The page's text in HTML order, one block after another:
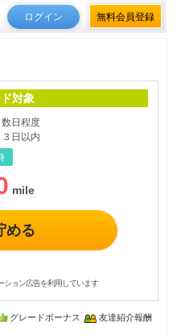
ログイン 無料会員登録
対象
数日程度
３日以内
める
ション広告を利用しています
グレードボーナス 友達紹介報酬